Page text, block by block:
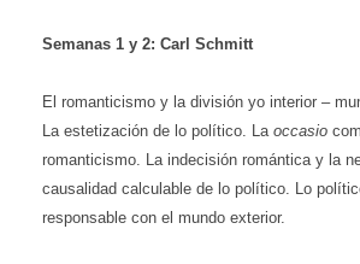
Semanas 1 y 2: Carl Schmitt
El romanticismo y la división yo interior –
La estetización de lo político. La occasio
romanticismo. La indecisión romántica y la
causalidad calculable de lo político. Lo
responsable con el mundo exterior.